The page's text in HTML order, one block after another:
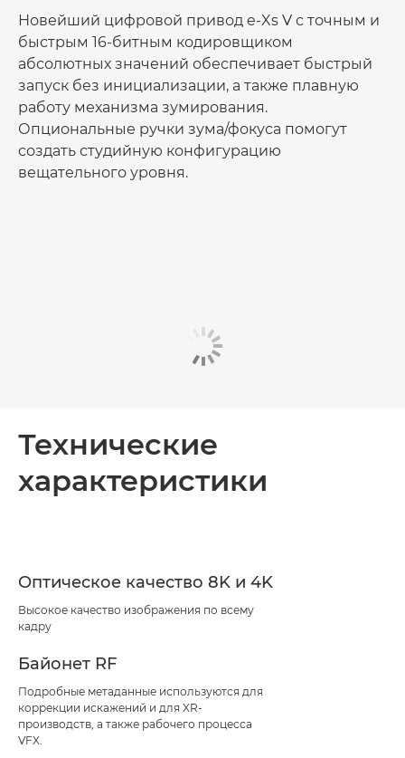
Новейший цифровой привод e-Xs V с точным и
быстрым 16-битным кодировщиком
абсолютных значений обеспечивает быстрый
запуск без инициализации, а также плавную
работу механизма зумирования.
Опциональные ручки зума/фокуса помогут
создать студийную конфигурацию
вещательного уровня.
Технические
характеристики
Оптическое качество 8K и 4K
Высокое качество изображения по всему
кадру
Байонет RF
Подробные метаданные используются для
коррекции искажений и для XR-
производств, а также рабочего процесса
VFX.